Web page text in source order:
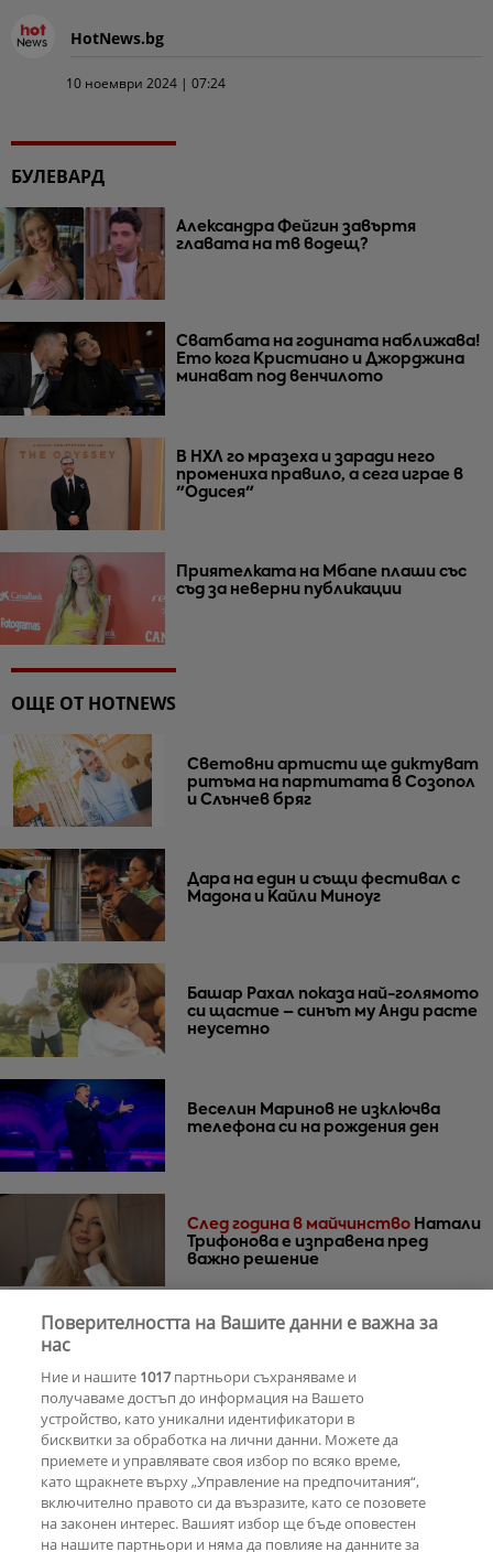
HotNews.bg
10 ноември 2024 | 07:24
БУЛЕВАРД
Александра Фейгин завъртя
главата на тв водещ?
Сватбата на годината наближава!
Ето кога Кристиано и Джорджина
минават под венчилото
В НХЛ го мразеха и заради него
промениха правило, а сега играе в
"Одисея"
Приятелката на Мбапе плаши със
съд за неверни публикации
ОЩЕ ОТ HOTNEWS
Световни артисти ще диктуват
ритъма на партитата в Созопол
и Слънчев бряг
Дара на един и същи фестивал с
Мадона и Кайли Миноуг
Башар Рахал показа най-голямото
си щастие – синът му Анди расте
неусетно
Веселин Маринов не изключва
телефона си на рождения ден
След година в майчинство Натали
Трифонова е изправена пред
важно решение
приятелки
РЕКЛАМА
КОМЕНТАРИ
Поверителността на Вашите данни е важна за
нас
Ние и нашите 1017партньори съхраняваме и
получаваме достъп до информация на Вашето
устройство, като уникални идентификатори в
бисквитки за обработка на лични данни. Можете да
приемете и управлявате своя избор по всяко време,
като щракнете върху „Управление на предпочитания“,
включително правото си да възразите, като се позовете
на законен интерес. Вашият избор ще бъде оповестен
на нашите партньори и няма да повлияе на данните за